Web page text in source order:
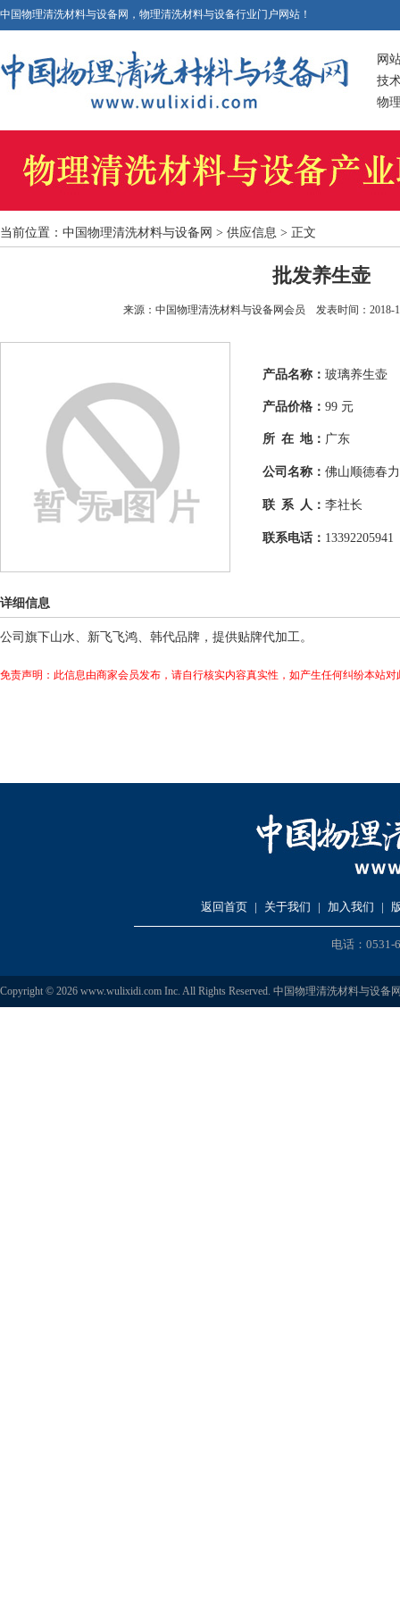
中国物理清洗材料与设备网，物理清洗材料与设备行业门户网站！
网
技
物
当前位置： 中国物理清洗材料与设备网 > 供应信息 > 正文
批发养生壶
来源：中国物理清洗材料与设备网会员 发表时间：2018-
产品名称： 玻璃养生壶
产品价格： 99 元
所 在 地： 广东
公司名称： 佛山顺德春
联 系 人： 李社长
联系电话： 13392205941
详细信息
公司旗下山水、新飞飞鸿、韩代品牌，提供贴牌代加工。
免责声明：此信息由商家会员发布，请自行核实内容真实性，如产生任何纠纷本站对
返回首页 | 关于我们 | 加入我们 |
电话：
Copyright © 2026 www.wulixidi.com Inc. All Rights Reserved. 中国物理清洗材料与设